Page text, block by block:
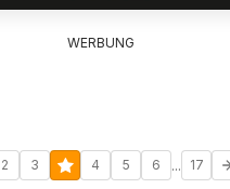
WERBUNG
2 3 4 5 6 ... 17